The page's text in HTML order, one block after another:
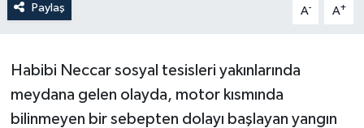
Paylaş A- A+
Habibi Neccar sosyal tesisleri yakınlarında
meydana gelen olayda, motor kısmında
bilinmeyen bir sebepten dolayı başlayan yangın